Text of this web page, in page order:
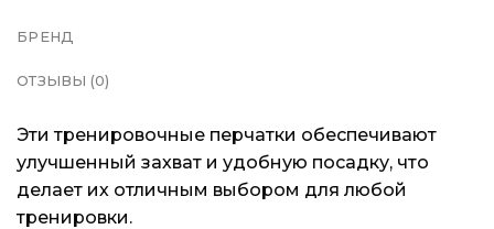
БРЕНД
ОТЗЫВЫ (0)
Эти тренировочные перчатки обеспечивают
улучшенный захват и удобную посадку, что
делает их отличным выбором для любой
тренировки.